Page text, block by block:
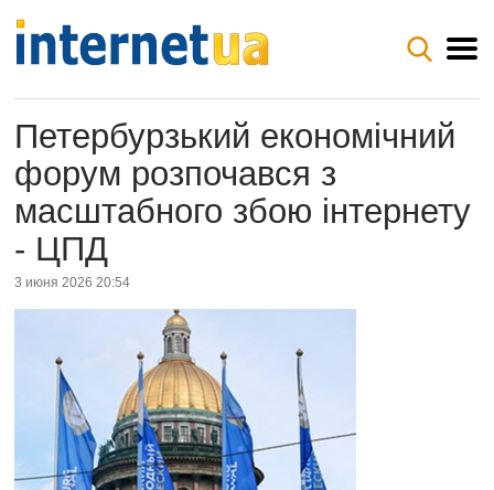
Петербурзький економічний
форум розпочався з
масштабного збою інтернету
- ЦПД
3 июня 2026 20:54